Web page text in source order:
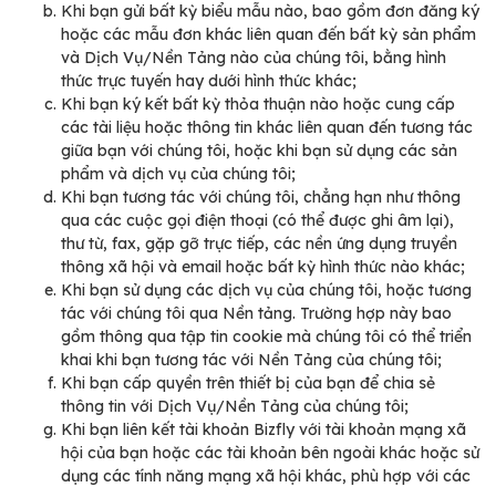
Khi bạn gửi bất kỳ biểu mẫu nào, bao gồm đơn đăng ký
hoặc các mẫu đơn khác liên quan đến bất kỳ sản phẩm
và Dịch Vụ/Nền Tảng nào của chúng tôi, bằng hình
thức trực tuyến hay dưới hình thức khác;
Khi bạn ký kết bất kỳ thỏa thuận nào hoặc cung cấp
các tài liệu hoặc thông tin khác liên quan đến tương tác
giữa bạn với chúng tôi, hoặc khi bạn sử dụng các sản
phẩm và dịch vụ của chúng tôi;
Khi bạn tương tác với chúng tôi, chẳng hạn như thông
qua các cuộc gọi điện thoại (có thể được ghi âm lại),
thư từ, fax, gặp gỡ trực tiếp, các nền ứng dụng truyền
thông xã hội và email hoặc bất kỳ hình thức nào khác;
Khi bạn sử dụng các dịch vụ của chúng tôi, hoặc tương
tác với chúng tôi qua Nền tảng. Trường hợp này bao
gồm thông qua tập tin cookie mà chúng tôi có thể triển
khai khi bạn tương tác với Nền Tảng của chúng tôi;
Khi bạn cấp quyền trên thiết bị của bạn để chia sẻ
thông tin với Dịch Vụ/Nền Tảng của chúng tôi;
Khi bạn liên kết tài khoản Bizfly với tài khoản mạng xã
hội của bạn hoặc các tài khoản bên ngoài khác hoặc sử
dụng các tính năng mạng xã hội khác, phù hợp với các